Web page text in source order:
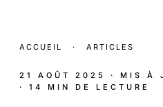
ACCUEIL · ARTICLES
21 AOÛT 2025 · MIS À
· 14 MIN DE LECTURE